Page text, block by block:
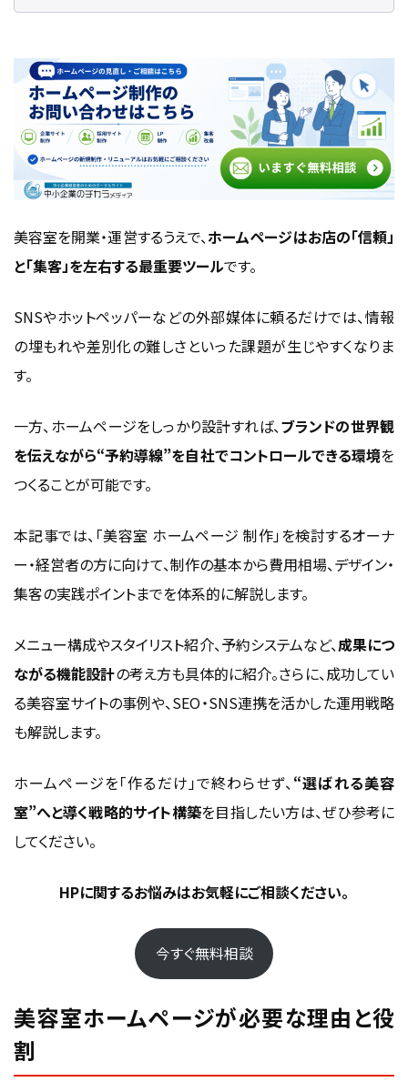
客”を両立させる基盤
美容室ホームページに必要な主要機能と構成
要素
メニュー・料金表・コース紹介（サービス内容）
スタイリスト紹介・施術実績（ビフォーアフター写真）
アクセス情報・地図・営業時間・駐車場案内
ブログ・お知らせ・キャンペーン情報
まとめ：必要な機能を整えることで“予約が生
まれるサイト”に
デザイン・UI/UXで重視すべきポイント
スマホ対応・レスポンシブデザイン必須の理由
ファーストビュー・導線設計と呼びかけボタン配置
写真・動画活用で“体験感”を訴求する方法
ンの鍵
美容室ホームページ制作の費用相場とコスト
低価格プラン vs オリジナル構成プランの費用差
初期費用・月額維持費・更新保守費の内訳
テンプレート利用型／カスタム型のコスト比較
制作会社・フリーランス・自社構築の選択肢
まとめ：費用は“コスト”ではなく“投資”として
考える
制作会社を選ぶ際のチェックポイント
美容業界実績・サロン系サイトのポートフォリオ
見積もりの明細・契約条件（修正回数・納品形式）
SEO対策・MEO対応・レスポンス速度確保の実力
集客に繋げる運用・SEO戦略
地域名＋美容室業態キーワード設計
美容室を開業・運営するうえで、ホームページはお店の「信頼」
と「集客」を左右する最重要ツールです。
SNSやホットペッパーなどの外部媒体に頼るだけでは、情報
の埋もれや差別化の難しさといった課題が生じやすくなりま
す。
一方、ホームページをしっかり設計すれば、ブランドの世界観
を伝えながら“予約導線”を自社でコントロールできる環境を
つくることが可能です。
本記事では、「美容室 ホームページ 制作」を検討するオーナ
ー・経営者の方に向けて、制作の基本から費用相場、デザイン・
集客の実践ポイントまでを体系的に解説します。
メニュー構成やスタイリスト紹介、予約システムなど、成果につ
ながる機能設計の考え方も具体的に紹介。さらに、成功してい
る美容室サイトの事例や、SEO・SNS連携を活かした運用戦略
も解説します。
ホームページを「作るだけ」で終わらせず、 “選ばれる美容
室”へと導く戦略的サイト構築を目指したい方は、ぜひ参考に
してください。
HPに関するお悩みはお気軽にご相談ください。
今すぐ無料相談
美容室ホームページが必要な理由と役
割